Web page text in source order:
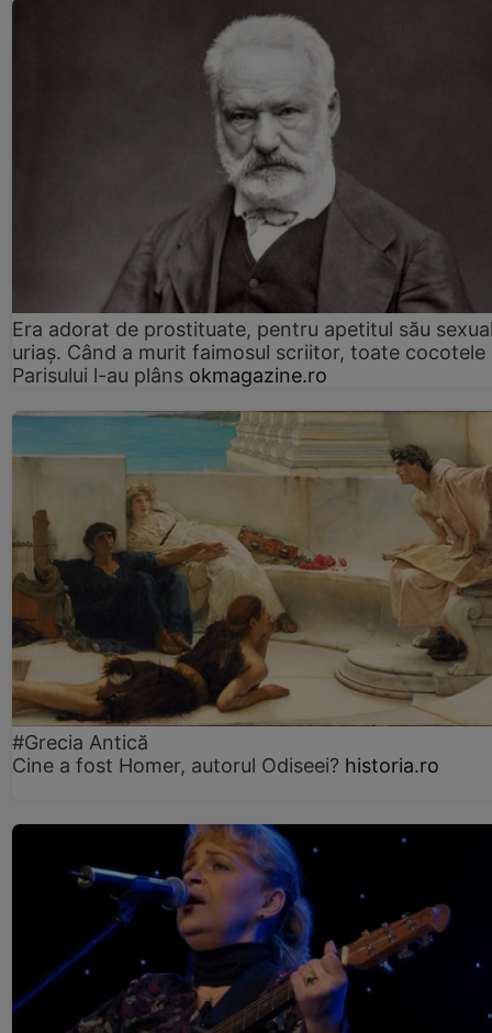
Era adorat de prostituate, pentru apetitul său
uriaș. Când a murit faimosul scriitor, toate cocotele
Parisului l-au plâns okmagazine.ro
#Grecia Antică
Cine a fost Homer, autorul Odiseei? historia.ro